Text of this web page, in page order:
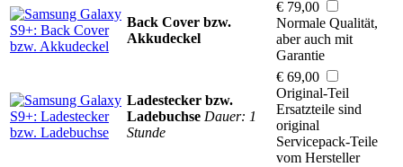
Back Cover bzw.
Akkudeckel
€ 79,00
Normale Qualität,
aber auch mit
Garantie
Ladestecker bzw.
Ladebuchse Dauer: 1
Stunde
€ 69,00
Original-Teil
Ersatzteile sind
original
Servicepack-Teile
vom Hersteller